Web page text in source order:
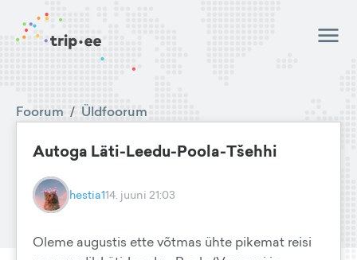
Foorum / Üldfoorum
Autoga Läti-Leedu-Poola-Tšehhi
hestia114. juuni 21:03
Oleme augustis ette võtmas ühte pikemat reisi